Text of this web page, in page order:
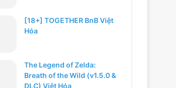
[18+] TOGETHER BnB Việt
Hóa
The Legend of Zelda:
Breath of the Wild (v1.5.0 &
DLC) Việt Hóa